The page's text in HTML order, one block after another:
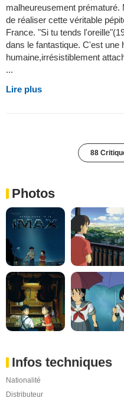
malheureusement
de réaliser cette véritable
France. "Si tu tends
dans le fantastique. C'est une
humaine,irrésistiblement
...
Lire plus
88
Photos
Infos techniques
Nationalité
Distributeur